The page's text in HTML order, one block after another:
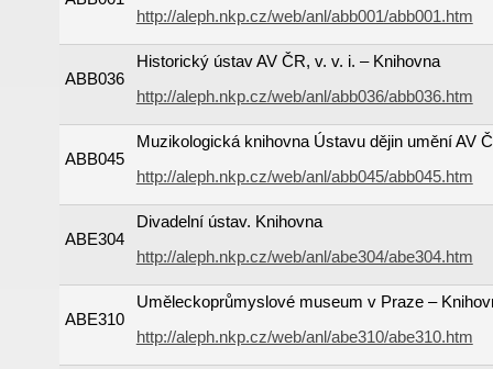
http://aleph.nkp.cz/web/anl/abb001/abb001.htm
ABB036
Historický ústav AV ČR, v. v. i. – Knihovna
http://aleph.nkp.cz/web/anl/abb036/abb036.htm
ABB045
Muzikologická knihovna Ústavu dějin umění AV
http://aleph.nkp.cz/web/anl/abb045/abb045.htm
ABE304
Divadelní ústav. Knihovna
http://aleph.nkp.cz/web/anl/abe304/abe304.htm
ABE310
Uměleckoprůmyslové museum v Praze –
http://aleph.nkp.cz/web/anl/abe310/abe310.htm